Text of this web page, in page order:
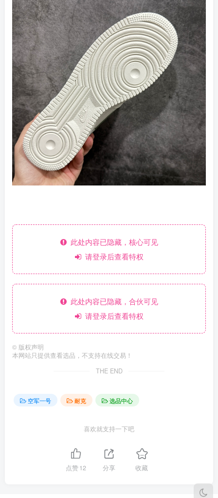
此处内容已隐藏，核心可见
请登录后查看特权
此处内容已隐藏，合伙可见
请登录后查看特权
© 版权声明
本网站只提供查看选品，不支持在线交易！
THE END
空军一号 耐克 选品中心
喜欢就支持一下吧
点赞12 分享 收藏